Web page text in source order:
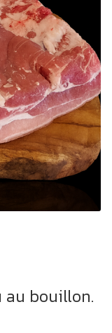
bouillon.